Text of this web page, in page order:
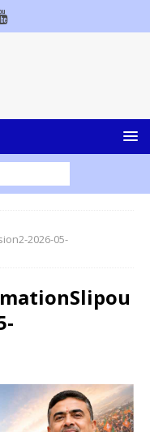
2026-05-